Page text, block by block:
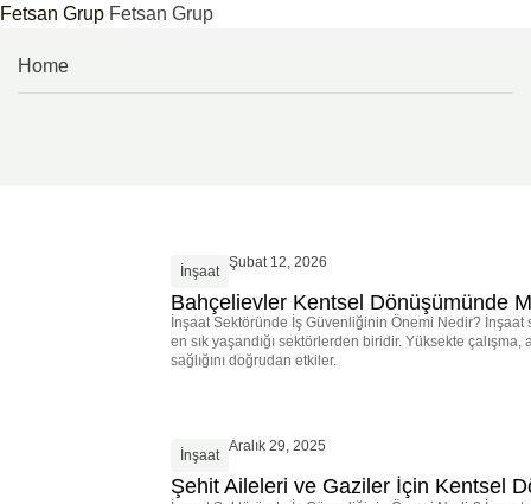
Fetsan Grup Fetsan Grup
content
Home
İnşaat
Şubat 12, 2026
Bahçelievler Kentsel Dönüşümünde
İnşaat Sektöründe İş Güvenliğinin Önemi Nedir? İnşaat
en sık yaşandığı sektörlerden biridir. Yüksekte
sağlığını doğrudan etkiler.
İnşaat
Aralık 29, 2025
Şehit Aileleri ve Gaziler İçin Kentsel